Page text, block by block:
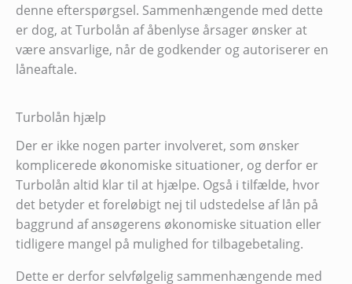
denne efterspørgsel. Sammenhængende med dette
er dog, at Turbolån af åbenlyse årsager ønsker at
være ansvarlige, når de godkender og autoriserer en
låneaftale.
Turbolån hjælp
Der er ikke nogen parter involveret, som ønsker
komplicerede økonomiske situationer, og derfor er
Turbolån altid klar til at hjælpe. Også i tilfælde, hvor
det betyder et foreløbigt nej til udstedelse af lån på
baggrund af ansøgerens økonomiske situation eller
tidligere mangel på mulighed for tilbagebetaling.
Dette er derfor selvfølgelig sammenhængende med